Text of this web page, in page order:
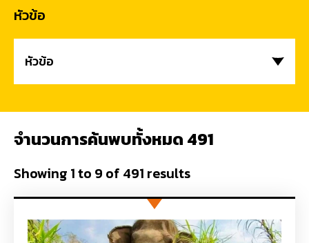
หัวข้อ
หัวข้อ
จำนวนการค้นพบทั้งหมด 491
Showing 1to 9 of 491 results